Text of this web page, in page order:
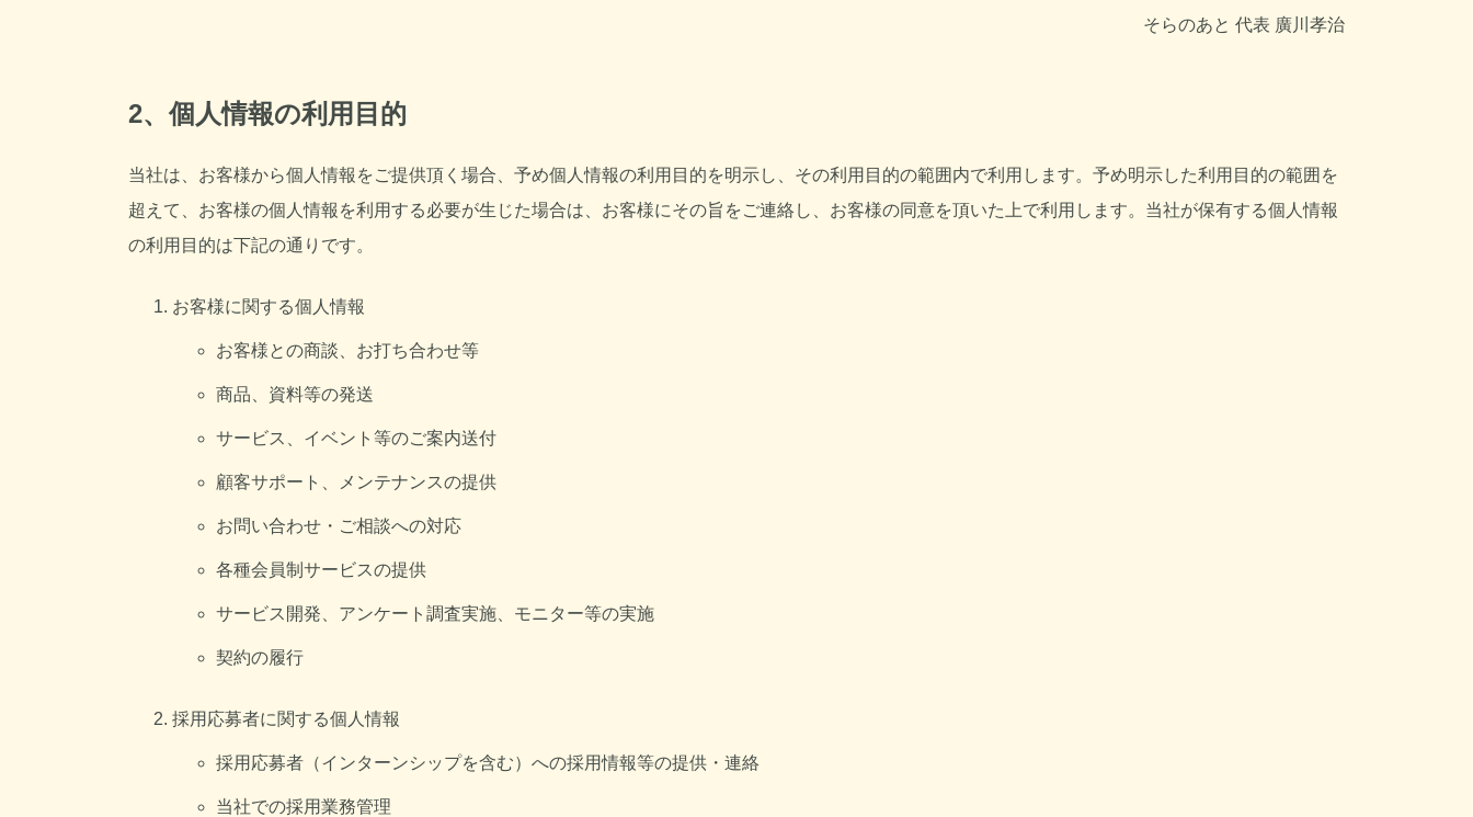
そらのあと 代表 廣川孝治
2、個人情報の利用目的
当社は、お客様から個人情報をご提供頂く場合、予め個人情報の利用目的を明示し、その利用目的の範囲内で利用します。予め明示した利用目的の範囲を
超えて、お客様の個人情報を利用する必要が生じた場合は、お客様にその旨をご連絡し、お客様の同意を頂いた上で利用します。当社が保有する個人情報
の利用目的は下記の通りです。
お客様に関する個人情報
お客様との商談、お打ち合わせ等
商品、資料等の発送
サービス、イベント等のご案内送付
顧客サポート、メンテナンスの提供
お問い合わせ・ご相談への対応
各種会員制サービスの提供
サービス開発、アンケート調査実施、モニター等の実施
契約の履行
採用応募者に関する個人情報
採用応募者（インターンシップを含む）への採用情報等の提供・連絡
当社での採用業務管理